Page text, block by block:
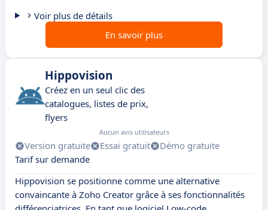
Voir plus de détails
En savoir plus
Hippovision
Créez en un seul clic des
catalogues, listes de prix,
flyers
Aucun avis utilisateurs
Version gratuite Essai gratuit
Démo gratuite
Tarif sur demande
Hippovision se positionne comme une alternative
convaincante à Zoho Creator grâce à ses fonctionnalités